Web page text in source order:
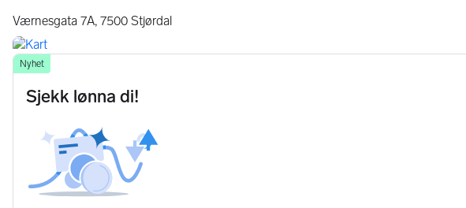
Værnesgata 7A, 7500 Stjørdal